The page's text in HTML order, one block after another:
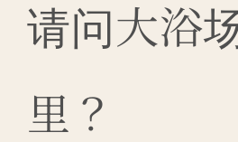
请问大浴
里？